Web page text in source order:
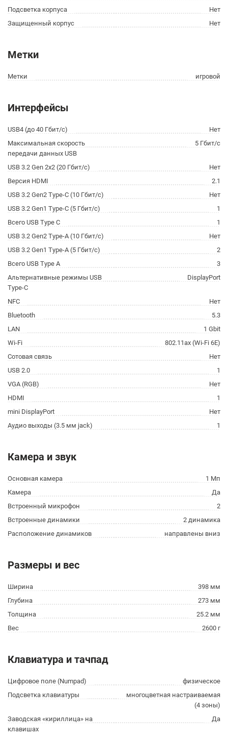
Подсветка корпуса
Нет
Защищенный корпус
Нет
Метки
Метки игровой
Интерфейсы
USB4 (до 40 Гбит/с)
Нет
Максимальная скорость
передачи данных USB
5 Гбит/с
USB 3.2 Gen 2x2 (20 Гбит/с)
Нет
Версия HDMI
2.1
USB 3.2 Gen2 Type-C (10 Гбит/с)
Нет
USB 3.2 Gen1 Type-C (5 Гбит/с)
1
Всего USB Type C
1
USB 3.2 Gen2 Type-A (10 Гбит/с)
Нет
USB 3.2 Gen1 Type-A (5 Гбит/с)
2
Всего USB Type A
3
Альтернативные режимы USB
Type-C
DisplayPort
NFC
Нет
Bluetooth
5.3
LAN
1 Gbit
Wi-Fi
802.11ax (Wi-Fi 6E)
Сотовая связь
Нет
USB 2.0
1
VGA (RGB)
Нет
HDMI
1
mini DisplayPort
Нет
Аудио выходы (3.5 мм jack)
1
Камера и звук
Основная камера
1 Мп
Камера
Да
Встроенный микрофон
2
Встроенные динамики
2 динамика
Расположение динамиков
направлены вниз
Размеры и вес
Ширина
398 мм
Глубина
273 мм
Толщина
25.2 мм
Вес
2600 г
Клавиатура и тачпад
Цифровое поле (Numpad)
физическое
Подсветка клавиатуры
многоцветная настраиваемая
(4 зоны)
Заводская «кириллица» на
клавишах
Да